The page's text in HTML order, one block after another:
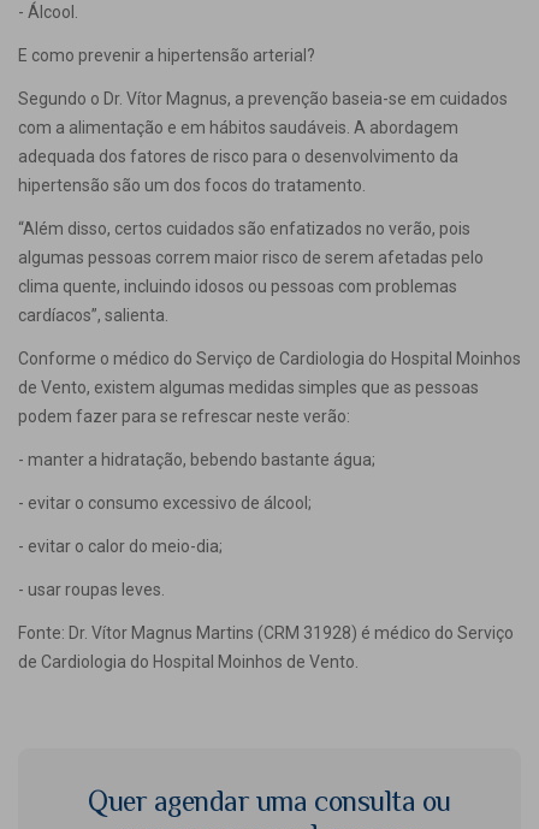
- Álcool.
E como prevenir a hipertensão arterial?
Segundo o Dr. Vítor Magnus, a prevenção baseia-se em cuidados
com a alimentação e em hábitos saudáveis. A abordagem
adequada dos fatores de risco para o desenvolvimento da
hipertensão são um dos focos do tratamento.
“Além disso, certos cuidados são enfatizados no verão, pois
algumas pessoas correm maior risco de serem afetadas pelo
clima quente, incluindo idosos ou pessoas com problemas
cardíacos”, salienta.
Conforme o médico do Serviço de Cardiologia do Hospital Moinhos
de Vento, existem algumas medidas simples que as pessoas
podem fazer para se refrescar neste verão:
- manter a hidratação, bebendo bastante água;
- evitar o consumo excessivo de álcool;
- evitar o calor do meio-dia;
- usar roupas leves.
Fonte: Dr. Vítor Magnus Martins (CRM 31928) é médico do Serviço
de Cardiologia do Hospital Moinhos de Vento.
Quer agendar uma consulta ou